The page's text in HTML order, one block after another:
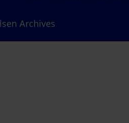
Archives